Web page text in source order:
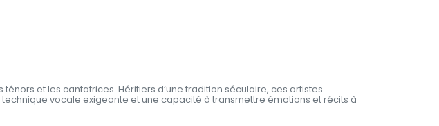
et les cantatrices. Héritiers d’une tradition séculaire, ces artistes
vocale exigeante et une capacité à transmettre émotions et récits à